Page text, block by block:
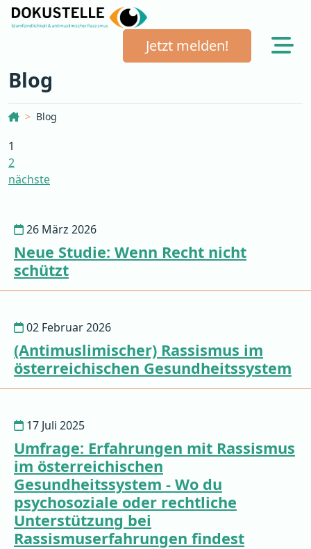
Jetzt melden!
Blog
Dokustelle Österreich
Blog
1
2
nächste
26 März 2026
Neue Studie: Wenn Recht nicht
schützt
02 Februar 2026
(Antimuslimischer) Rassismus im
österreichischen Gesundheitssystem
17 Juli 2025
Umfrage: Erfahrungen mit Rassismus
im österreichischen
Gesundheitssystem - Wo du
psychosoziale oder rechtliche
Unterstützung bei
Rassismuserfahrungen findest